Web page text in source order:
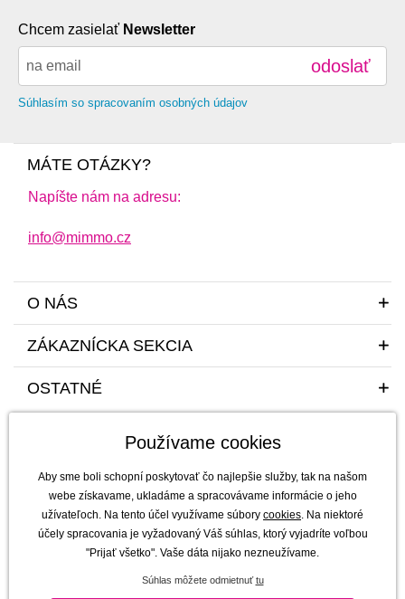
Chcem zasielať Newsletter
odoslať
Súhlasím so spracovaním osobných údajov
MÁTE OTÁZKY?
Napíšte nám na adresu:
info@mimmo.cz
O NÁS
ZÁKAZNÍCKA SEKCIA
OSTATNÉ
Sme tu pre vás a vaše deti s radosťou a mim(m)oriadnou starostlivosťou od
roku 2011
Designs, Melii a SKÅGFÄ pre ČR a Slovensko
Používame cookies
Aby sme boli schopní poskytovať čo najlepšie služby, tak na našom
webe získavame, ukladáme a spracovávame informácie o jeho
užívateľoch. Na tento účel využívame súbory cookies. Na niektoré
účely spracovania je vyžadovaný Váš súhlas, ktorý vyjadríte voľbou
"Prijať všetko". Vaše dáta nijako nezneužívame.
Súhlas môžete odmietnuťtu